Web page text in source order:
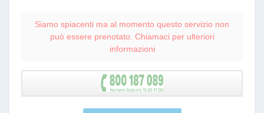
Siamo spiacenti ma al momento questo servizio non
può essere prenotato. Chiamaci per ulteriori
informazioni